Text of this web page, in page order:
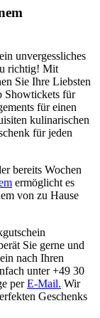
unvergessliches
richtig! Mit
Sie Ihre Liebsten
Showtickets für
für einen
kulinarischen
für jeden
bereits Wochen
ermöglicht es
von zu Hause
Sie gerne und
nach Ihren
unter +49 30
perE-Mail. Wir
Geschenks